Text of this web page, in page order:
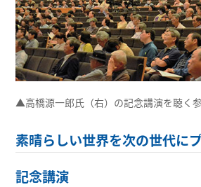
▲高橋源一郎氏（右）の記念講演を聴く
素晴らしい世界を次の世代に
記念講演